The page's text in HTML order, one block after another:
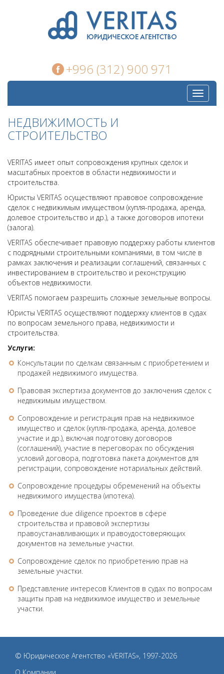
+996 (312) 900 971
Toggle
НЕДВИЖИМОСТЬ И
СТРОИТЕЛЬСТВО
VERITAS имеет опыт сопровождения крупных сделок и
масштабных проектов в области недвижимости и
строительства.
Юристы VERITAS осуществляют правовое сопровождение
сделок с недвижимым имуществом (купля-продажа, аренда,
долевое строительство и др.), а также договоров ипотеки
(залога).
VERITAS обеспечивает правовую поддержку работы клиентов
с подрядными строительными компаниями, в том числе в
рамках заключения и реализации соглашений, связанных с
инвестированием в строительство и реконструкцию
объектов недвижимости.
VERITAS помогаем разрешить сложные земельные вопросы.
Юристы VERITAS осуществляют поддержку клиентов в судах
по вопросам земельного права, недвижимости и
строительства.
Услуги:
Консультации по сделкам связанным с приобретением и
продажей недвижимого имущества.
Правовая экспертиза документов до заключения сделок с
недвижимым имуществом.
Сопровождение и регистрация прав на недвижимое
имущество и сделок (купля-продажа, аренда, долевое
участие и др.), включая подготовку договоров
(соглашений), участие в переговорах по обсуждения
условий договора, подготовка пакета документов для
регистрации, сопровождение нотариальных действий.
Сопровождение процедуры обременений на объекты
недвижимого имущества (ипотека).
Проведение due diligence проектов в сфере
строительства и правовой экспертизы
правоустанавливающих и правоудостоверяющих
документов на земельные участки.
Сопровождение сделок по приобретению прав на
земельные участки.
Представление интересов Клиентов в судах по вопросам
защиты прав на недвижимое имущество и земельные
участки.
© Юридическое Агентство «VERITAS», 1997-2026